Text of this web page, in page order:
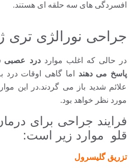
افسردگی های سه حلقه ای هستند.
جراحی نورالژی تری
در حالی که اغلب موارددرد عصبی
پاسخ می دهند اما گاهی اوقات درد
علائم شدید باز می گردند.در این
مورد نظر خواهد بود.
فرایند جراحی برای
قلو موارد زیر است:
تزریق گلیسرول